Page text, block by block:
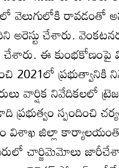
వెలుగులోకి రావడంతో
అరెస్టు చేశారు.
చేశారు. ఈ కుంభకోణంపై
2021లో ప్రభుత్వానికి
వార్షిక నివేదికలలో
ప్రభుత్వం స్పందించి
విశాఖ జిల్లా
చార్జిమెమోలు